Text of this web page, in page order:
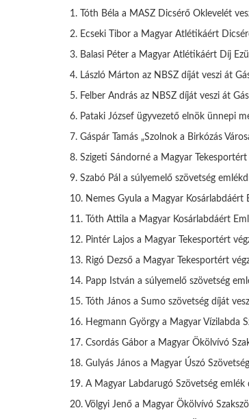
1. Tóth Béla a MASZ Dicsérő Oklevelét
2. Ecseki Tibor a Magyar Atlétikáért
3. Balasi Péter a Magyar Atlétikáért Díj
4. László Márton az NBSZ díját veszi át
5. Felber András az NBSZ díját veszi át
6. Pataki József ügyvezető elnök ünnepi
7. Gáspár Tamás „Szolnok a Birkózás
8. Szigeti Sándorné a Magyar
9. Szabó Pál a súlyemelő szövetség
10. Nemes Gyula a Magyar
11. Tóth Attila a Magyar Kosárlabdáért
12. Pintér Lajos a Magyar Tekesportért
13. Rigó Dezső a Magyar Tekesportért
14. Papp István a súlyemelő szövetség
15. Tóth János a Sumo szövetség díját
16. Hegmann György a Magyar Vízilabda
17. Csordás Gábor a Magyar Ökölvívó
18. Gulyás János a Magyar Úszó
19. A Magyar Labdarugó Szövetség
20. Völgyi Jenő a Magyar Ökölvívó